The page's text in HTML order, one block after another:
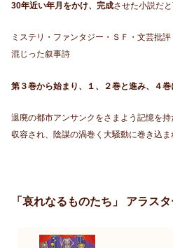
30年近い年月をかけ、完成させた小説だ
ミステリ・ファンタジー・ＳＦ・文芸批
混じった叙事詩
第３巻から始まり、１、２巻と進み、４巻
退廃の都市アンサンクをさまよう記憶を
収容され、陰謀の渦巻く大騒動に巻き込ま
「哀れなるものたち」 アラス